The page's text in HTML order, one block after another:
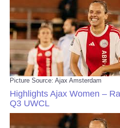
Picture Source: Ajax Amsterdam
Highlights Ajax Women –
Q3 UWCL